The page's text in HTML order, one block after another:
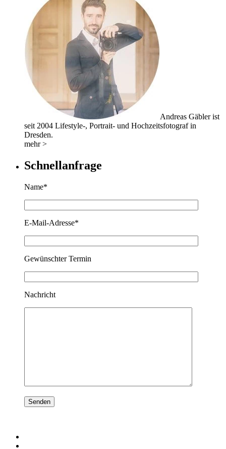
Andreas Gäbler ist
seit 2004 Lifestyle-, Portrait- und Hochzeitsfotograf in
Dresden.
mehr >
Schnellanfrage
Name*
E-Mail-Adresse*
Gewünschter Termin
Nachricht